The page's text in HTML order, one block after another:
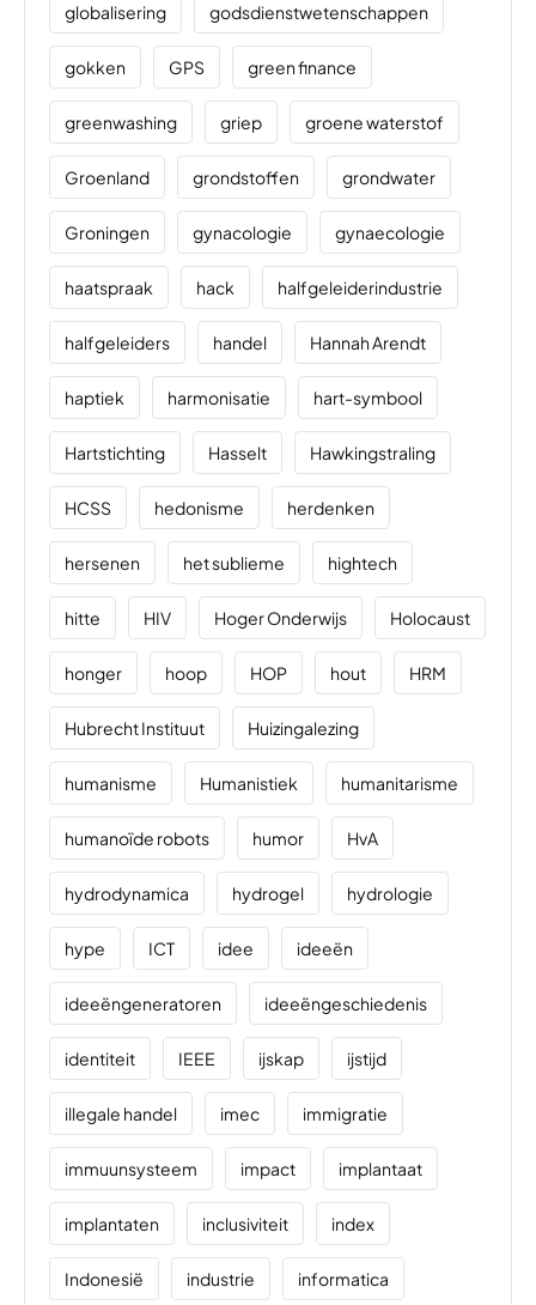
globalisering godsdienstwetenschappen
gokken GPS green finance
greenwashing griep groene waterstof
Groenland grondstoffen grondwater
Groningen gynacologie gynaecologie
haatspraak hack halfgeleiderindustrie
halfgeleiders handel Hannah Arendt
haptiek harmonisatie hart-symbool
Hartstichting Hasselt Hawkingstraling
HCSS hedonisme herdenken
hersenen het sublieme hightech
hitte HIV Hoger Onderwijs Holocaust
honger hoop HOP hout HRM
Hubrecht Instituut Huizingalezing
humanisme Humanistiek humanitarisme
humanoïde robots humor HvA
hydrodynamica hydrogel hydrologie
hype ICT idee ideeën
ideeëngeneratoren ideeëngeschiedenis
identiteit IEEE ijskap ijstijd
illegale handel imec immigratie
immuunsysteem impact implantaat
implantaten inclusiviteit index
Indonesië industrie informatica